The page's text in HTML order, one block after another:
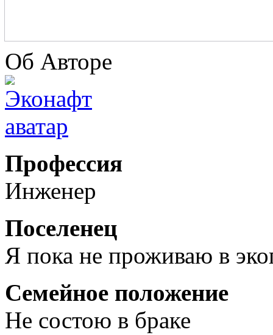
Об Авторе
Профессия
Инженер
Поселенец
Я пока не проживаю в
Семейное положение
Не состою в браке